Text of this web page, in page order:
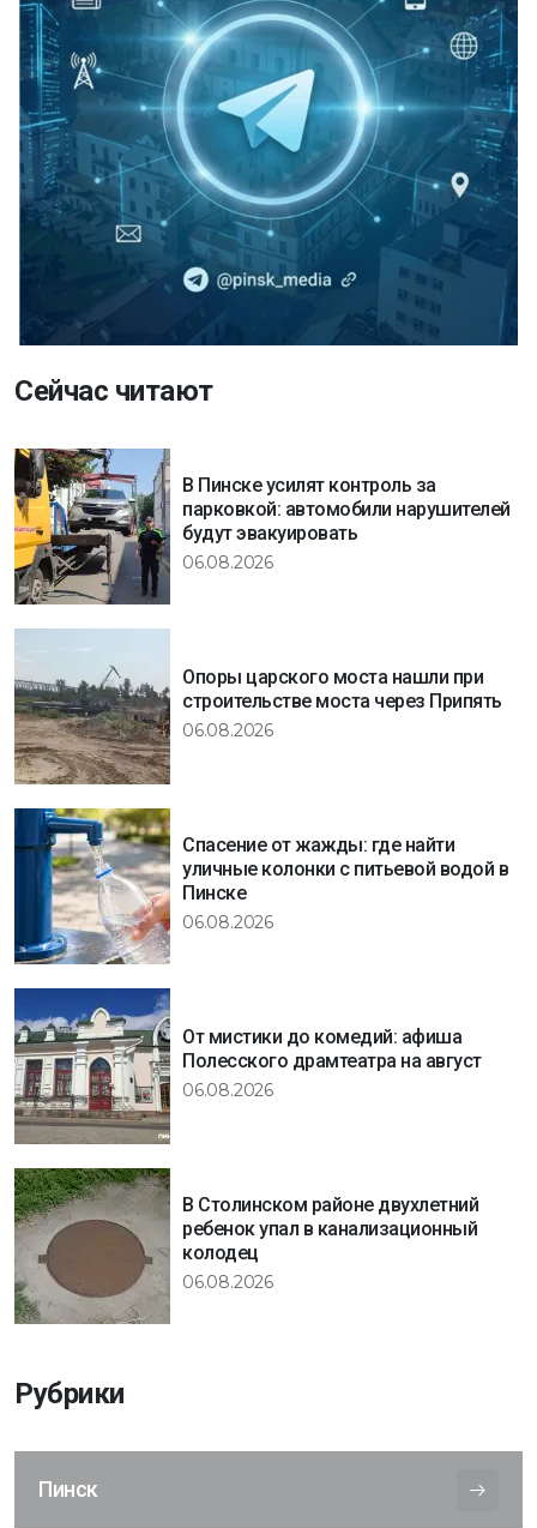
Сейчас читают
В Пинске усилят контроль за
парковкой: автомобили нарушителей
будут эвакуировать
06.08.2026
Опоры царского моста нашли при
строительстве моста через Припять
06.08.2026
Спасение от жажды: где найти
уличные колонки с питьевой водой в
Пинске
06.08.2026
От мистики до комедий: афиша
Полесского драмтеатра на август
06.08.2026
В Столинском районе двухлетний
ребенок упал в канализационный
колодец
06.08.2026
Рубрики
Пинск